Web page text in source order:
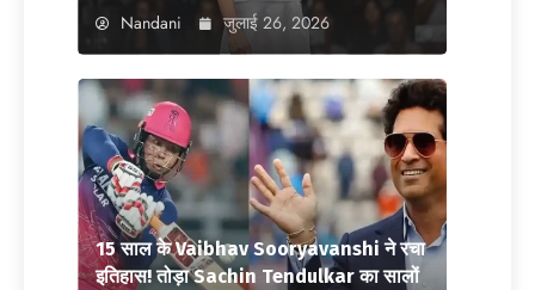
Nandani जुलाई 26, 2026
15 साल के Vaibhav Sooryavanshi ने रचा
इतिहास! तोड़ा Sachin Tendulkar का सालों